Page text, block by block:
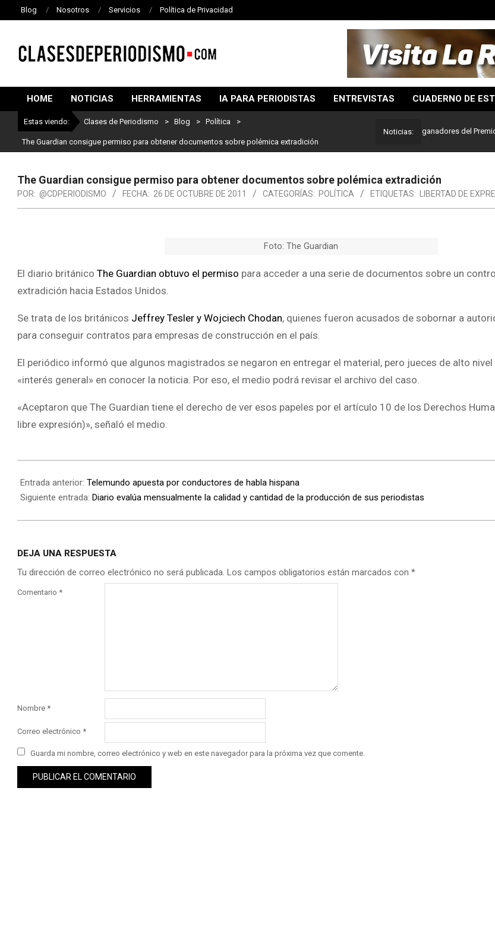
Blog Nosotros Servicios Política de Privacidad
DE
PERIODISMO
HOME NOTICIAS HERRAMIENTAS IA PARA PERIODISTAS ENTREVISTAS CUADERNO DE
Estas viendo: Clases de Periodismo > Blog > Política >
The Guardian consigue permiso para obtener documentos sobre polémica extradición
Noticias:
Lo mejor del periodismo: Estos son los ganadores del Premio
The Guardian consigue permiso para obtener documentos sobre polémica extradición
POR: @CDPERIODISMO FECHA: 26 DE OCTUBRE DE 2011 CATEGORÍAS: POLÍTICA ETIQUETAS: LIBERTAD DE
Foto: The Guardian
El diario británico The Guardian obtuvo el permiso para acceder a una serie de documentos sobre un
extradición hacia Estados Unidos.
Se trata de los británicos Jeffrey Tesler y Wojciech Chodan, quienes fueron acusados de sobornar a
para conseguir contratos para empresas de construcción en el país.
El periódico informó que algunos magistrados se negaron en entregar el material, pero jueces de alto
«interés general» en conocer la noticia. Por eso, el medio podrá revisar el archivo del caso.
«Aceptaron que The Guardian tiene el derecho de ver esos papeles por el artículo 10 de los Derechos
libre expresión)», señaló el medio.
Entrada anterior: Telemundo apuesta por conductores de habla hispana
Siguiente entrada: Diario evalúa mensualmente la calidad y cantidad de la producción de sus periodistas
DEJA UNA RESPUESTA
Tu dirección de correo electrónico no será publicada. Los campos obligatorios están marcados con *
Comentario *
Nombre *
Correo electrónico *
Guarda mi nombre, correo electrónico y web en este navegador para la próxima vez que comente.